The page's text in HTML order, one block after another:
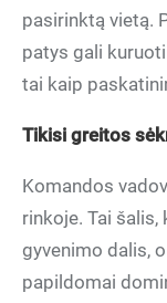
pasirinktą vietą.
patys gali
tai kaip
Tikisi greitos
Komandos
rinkoje. Tai
gyvenimo dalis,
papildomai